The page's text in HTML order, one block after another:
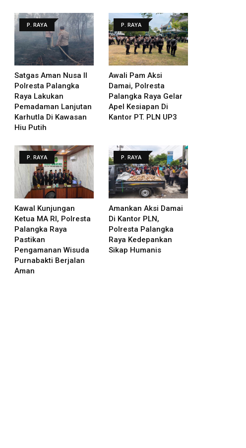
P. RAYA
Satgas Aman Nusa II
Polresta Palangka
Raya Lakukan
Pemadaman Lanjutan
Karhutla Di Kawasan
Hiu Putih
P. RAYA
Awali Pam Aksi
Damai, Polresta
Palangka Raya Gelar
Apel Kesiapan Di
Kantor PT. PLN UP3
P. RAYA
Kawal Kunjungan
Ketua MA RI, Polresta
Palangka Raya
Pastikan
Pengamanan Wisuda
Purnabakti Berjalan
Aman
P. RAYA
Amankan Aksi Damai
Di Kantor PLN,
Polresta Palangka
Raya Kedepankan
Sikap Humanis